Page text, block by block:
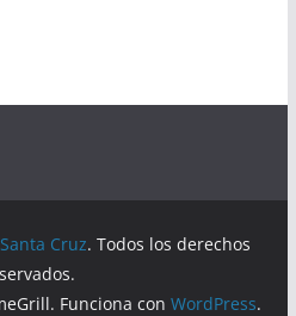
Cruz. Todos los derechos
Funciona conWordPress.